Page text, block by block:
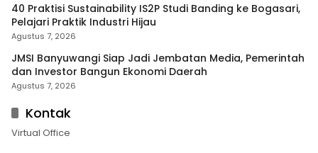
40 Praktisi Sustainability IS2P Studi Banding ke Bogasari,
Pelajari Praktik Industri Hijau
Agustus 7, 2026
JMSI Banyuwangi Siap Jadi Jembatan Media, Pemerintah
dan Investor Bangun Ekonomi Daerah
Agustus 7, 2026
Kontak
Virtual Office